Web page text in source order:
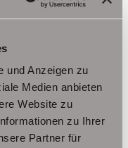
und Anzeigen zu
Medien anbieten
Website zu
zu Ihrer
Partner für
Hallenberg/ Viernau
/ Legefeld